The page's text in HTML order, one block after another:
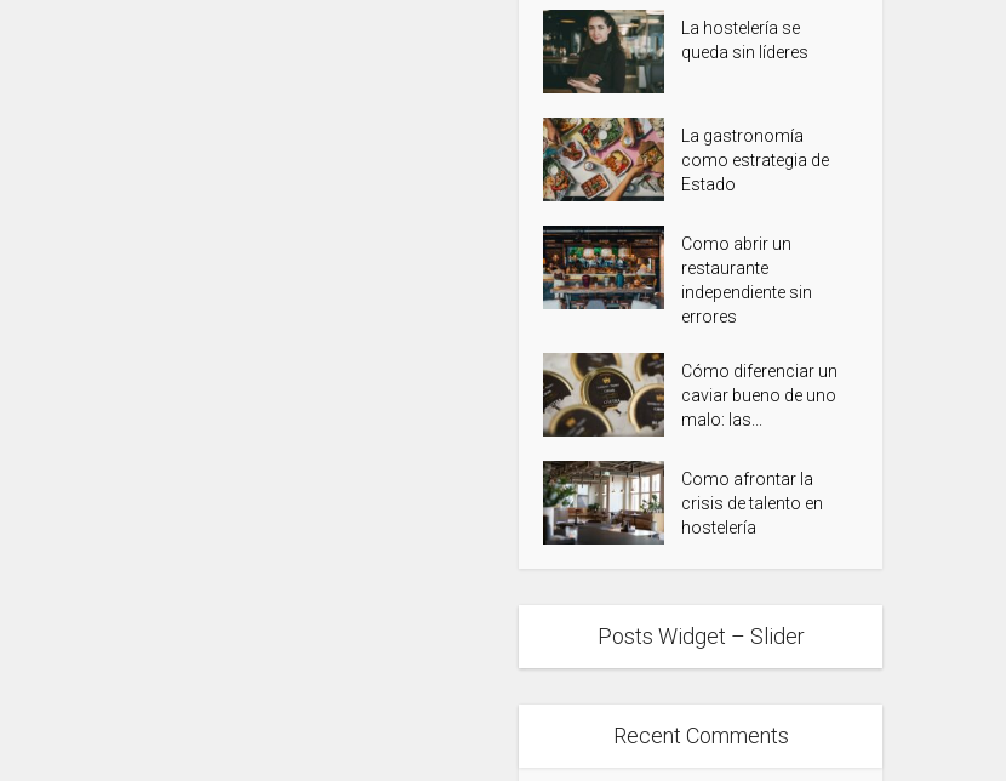
La hostelería se
queda sin líderes
La gastronomía
como estrategia de
Estado
Como abrir un
restaurante
independiente sin
errores
Cómo diferenciar un
caviar bueno de uno
malo: las...
Como afrontar la
crisis de talento en
hostelería
Posts Widget – Slider
Recent Comments